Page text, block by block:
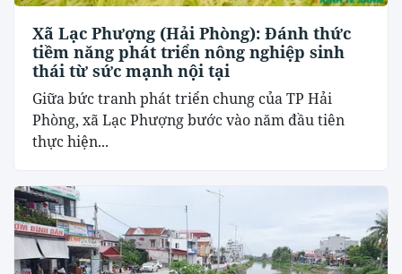
Xã Lạc Phượng (Hải Phòng): Đánh thức
tiềm năng phát triển nông nghiệp sinh
thái từ sức mạnh nội tại
​Giữa bức tranh phát triển chung của TP Hải
Phòng, xã Lạc Phượng bước vào năm đầu tiên
thực hiện...